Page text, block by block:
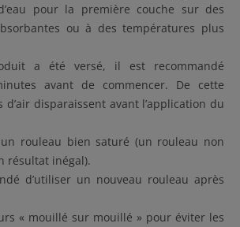
pour la première couche sur des
ou à des températures plus
a été versé, il est recommandé
avant de commencer. De cette
d’air disparaissent avant l’application du
un rouleau bien saturé (un rouleau non
résultat inégal).
d’utiliser un nouveau rouleau après
« mouillé sur mouillé » pour éviter les